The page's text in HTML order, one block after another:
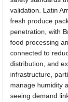
validation. Latin
fresh produce
penetration, with
food processing
connected to
distribution, and
infrastructure,
manage humidity
seeing demand